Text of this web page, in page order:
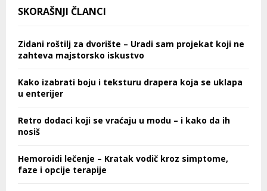
SKORAŠNJI ČLANCI
Zidani roštilj za dvorište – Uradi sam projekat koji ne
zahteva majstorsko iskustvo
Kako izabrati boju i teksturu drapera koja se uklapa
u enterijer
Retro dodaci koji se vraćaju u modu – i kako da ih
nosiš
Hemoroidi lečenje – Kratak vodič kroz simptome,
faze i opcije terapije